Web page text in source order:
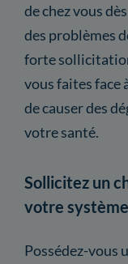
de chez vous
des problèmes
forte
vous faites face
de causer des
votre santé.
Sollicitez un
votre
Possédez-vous